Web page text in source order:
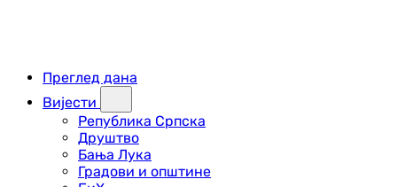
Преглед дана
Вијести
Република Српска
Друштво
Бања Лука
Градови и општине